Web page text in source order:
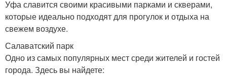
Уфа славится своими красивыми парками и скверами,
которые идеально подходят для прогулок и отдыха на
свежем воздухе.
Салаватский парк
Одно из самых популярных мест среди жителей и гостей
города. Здесь вы найдете: